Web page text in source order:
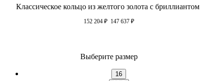
Классическое кольцо из желтого золота с бриллиантом
152 204 ₽ 147 637 ₽
Выберите размер
16